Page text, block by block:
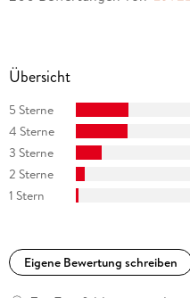
Übersicht
5 Sterne
4 Sterne
3 Sterne
2 Sterne
1 Stern
Eigene Bewertung schreiben